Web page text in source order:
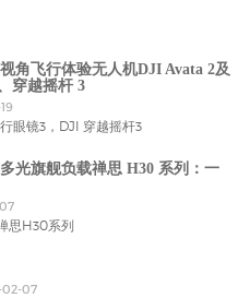
角飞行体验无人机DJI Avata 2及
穿越摇杆 3
眼镜3，DJI 穿越摇杆3
光旗舰负载禅思 H30 系列：一
思H30系列
07